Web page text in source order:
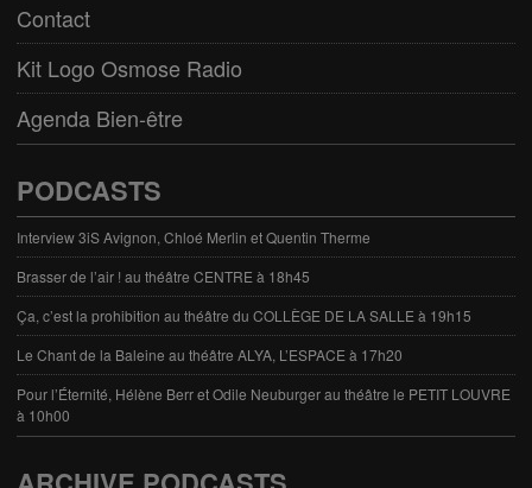
Contact
Kit Logo Osmose Radio
Agenda Bien-être
PODCASTS
Interview 3iS Avignon, Chloé Merlin et Quentin Therme
Brasser de l’air ! au théâtre CENTRE à 18h45
Ça, c’est la prohibition au théâtre du COLLÈGE DE LA SALLE à 19h15
Le Chant de la Baleine au théâtre ALYA, L’ESPACE à 17h20
Pour l’Éternité, Hélène Berr et Odile Neuburger au théâtre le PETIT LOUVRE
à 10h00